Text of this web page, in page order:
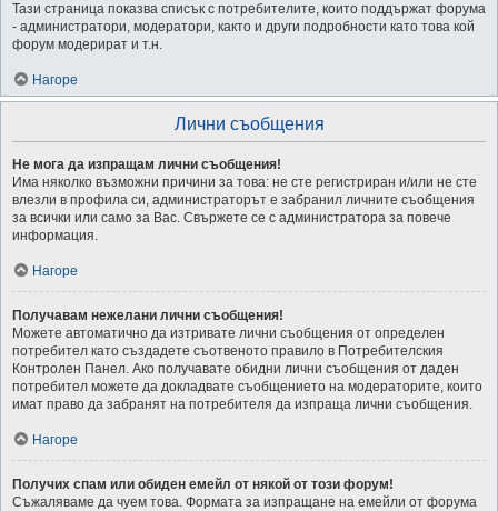
Тази страница показва списък с потребителите, които поддържат форума
- администратори, модератори, както и други подробности като това кой
форум модерират и т.н.
Нагоре
Лични съобщения
Не мога да изпращам лични съобщения!
Има няколко възможни причини за това: не сте регистриран и/или не сте
влезли в профила си, администраторът е забранил личните съобщения
за всички или само за Вас. Свържете се с администратора за повече
информация.
Нагоре
Получавам нежелани лични съобщения!
Можете автоматично да изтривате лични съобщения от определен
потребител като създадете съотвеното правило в Потребителския
Контролен Панел. Ако получавате обидни лични съобщения от даден
потребител можете да докладвате съобщението на модераторите, които
имат право да забранят на потребителя да изпраща лични съобщения.
Нагоре
Получих спам или обиден емейл от някой от този форум!
Съжаляваме да чуем това. Формата за изпращане на емейли от форума